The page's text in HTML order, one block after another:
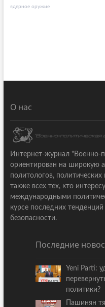
ядерное оружие
О нас
Интернет-журнал "Военно-
ориентирован на широкую
политологов, политических
также всех тех, кто
международными
курсе последних
безопасности.
Последние
Yeni Parti:
политики?
Пашинян